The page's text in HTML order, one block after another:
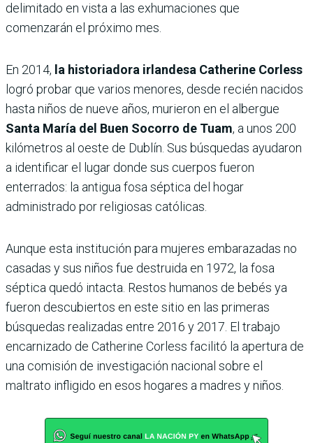
delimitado en vista a las exhumaciones que
comenzarán el próximo mes.
En 2014, la historiadora irlandesa Catherine Corless
logró probar que varios menores, desde recién nacidos
hasta niños de nueve años, murieron en el albergue
Santa María del Buen Socorro de Tuam, a unos 200
kilómetros al oeste de Dublín. Sus búsquedas ayudaron
a identificar el lugar donde sus cuerpos fueron
enterrados: la antigua fosa séptica del hogar
administrado por religiosas católicas.
Aunque esta institución para mujeres embarazadas no
casadas y sus niños fue destruida en 1972, la fosa
séptica quedó intacta. Restos humanos de bebés ya
fueron descubiertos en este sitio en las primeras
búsquedas realizadas entre 2016 y 2017. El trabajo
encarnizado de Catherine Corless facilitó la apertura de
una comisión de investigación nacional sobre el
maltrato infligido en esos hogares a madres y niños.